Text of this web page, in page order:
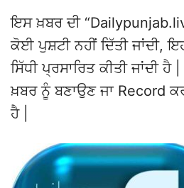
ਇਸ ਖ਼ਬਰ ਦੀ
ਕੋਈ ਪੁਸ਼ਟੀ ਨਹੀਂ ਦਿੱਤੀ ਜਾਂਦੀ,
ਸਿੱਧੀ ਪ੍ਰਸਾਰਿਤ ਕੀਤੀ ਜਾਂਦੀ
ਖ਼ਬਰ ਨੂੰ ਬਣਾਉਣ ਜਾ Record
ਹੈ |